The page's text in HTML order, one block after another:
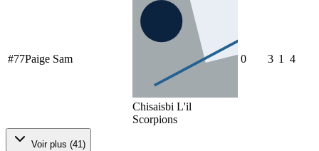
#77Paige Sam
Chisaisbi L'il
Scorpions
0 3 1 4
Voir plus (41)